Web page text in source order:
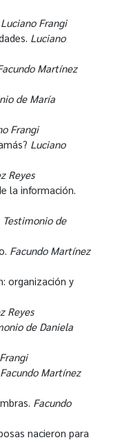
. Luciano Frangi
Luciano
Martínez
de María
Frangi
Luciano
Reyes
la información.
Testimonio de
Facundo Martínez
organización y
Reyes
de Daniela
Facundo Martínez
Facundo
nacieron para